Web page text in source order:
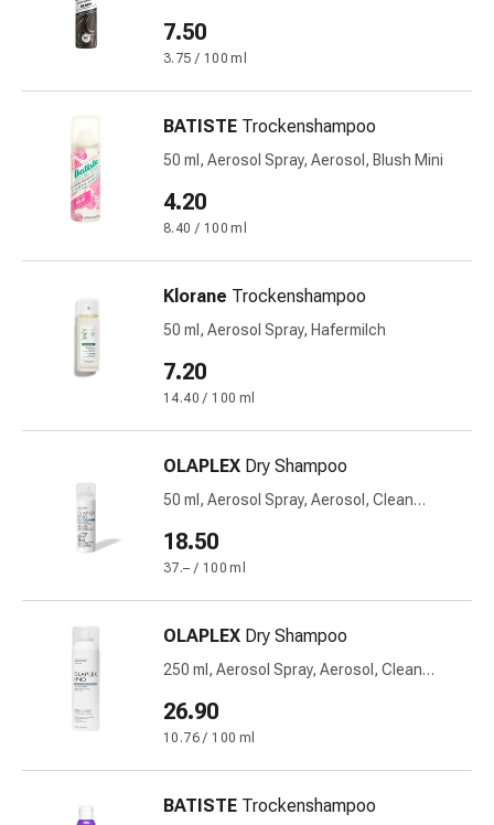
Gelenkschmerzen
Schmerzmittel
Schmerztherapie
Wärmen
Stress
&
Stimmungsschwankungen
Schlafstörungen
(Schnarchen)
Atemwege
Nasenmittel
Atmungstraktbeschwerden
Infektionen
Windpocken
Stoffwechsel
Osteoporose
und
-
mittel
Mücken-
Zeckenschutz
Zeckenpinzette
7.50
3.75 / 100 ml
BATISTE Trockenshampoo
50 ml, Aerosol Spray, Aerosol, Blush Mini
4.20
8.40 / 100 ml
Klorane Trockenshampoo
50 ml, Aerosol Spray, Hafermilch
7.20
14.40 / 100 ml
OLAPLEX Dry Shampoo
50 ml, Aerosol Spray, Aerosol, Clean
18.50
37.– / 100 ml
OLAPLEX Dry Shampoo
250 ml, Aerosol Spray, Aerosol, Clean
26.90
10.76 / 100 ml
BATISTE Trockenshampoo